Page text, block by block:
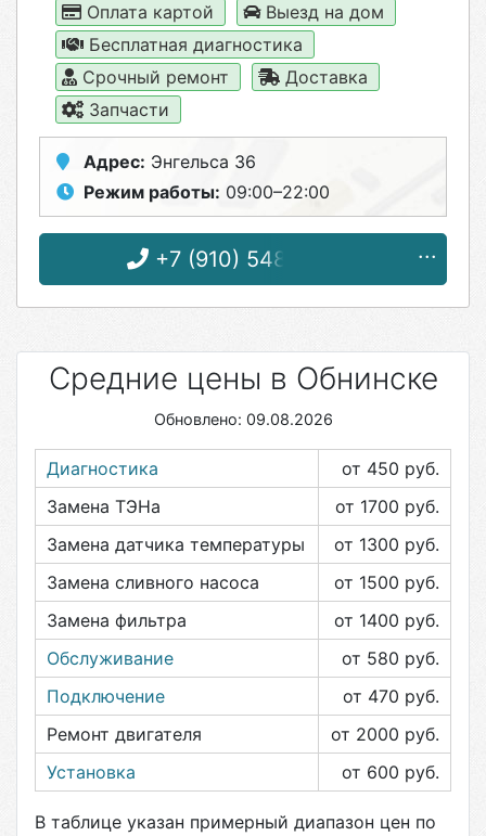
Оплата картой
Выезд на дом
Бесплатная диагностика
Срочный ремонт
Доставка
Запчасти
Адрес: Энгельса 36
Режим работы: 09:00–22:00
+7 (910) 548-09-52
Средние цены в Обнинске
Обновлено: 09.08.2026
Диагностика от 450 руб.
Замена ТЭНа
от 1700 руб.
Замена датчика температуры
от 1300 руб.
Замена сливного насоса
от 1500 руб.
Замена фильтра
от 1400 руб.
Обслуживание
от 580 руб.
Подключение
от 470 руб.
Ремонт двигателя
от 2000 руб.
Установка
от 600 руб.
В таблице указан примерный диапазон цен по